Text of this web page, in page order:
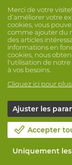
Merci de votre
d’améliorer votre
cookies, vous
comme ajouter du
des articles
informations en
cookies, nous
l'utilisation de
à vos besoins.
Cliquez ici pour
Ajuster les
Accepter
Uniquement
Protection des
Vêtements de
Suivez nous
© Vandeputte
Avis de non-